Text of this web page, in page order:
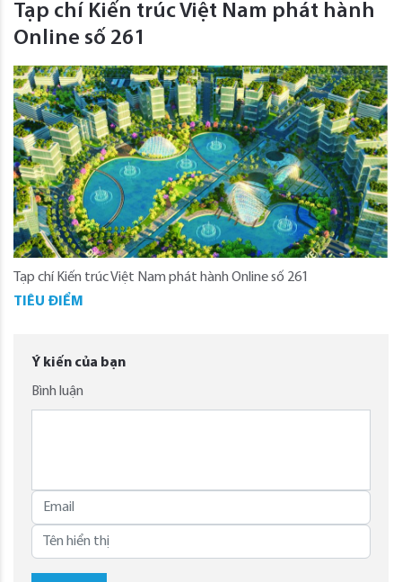
Tạp chí Kiến trúc Việt Nam phát hành
Online số 261
Tạp chí Kiến trúc Việt Nam phát hành Online số 261
TIÊU ĐIỂM
Ý kiến của bạn
Bình luận